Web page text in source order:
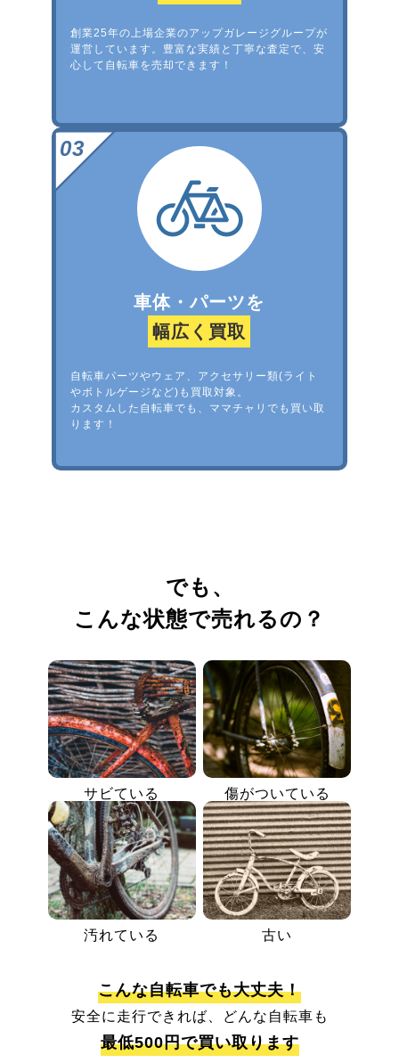
創業25年の上場企業のアップガレージグループが
運営しています。豊富な実績と丁寧な査定で、安
心して自転車を売却できます！
車体・パーツを
幅広く買取
自転車パーツやウェア、アクセサリー類(ライト
やボトルゲージなど)も買取対象。
カスタムした自転車でも、ママチャリでも買い取
ります！
でも、
こんな状態で売れるの？
サビている 傷がついている
汚れている 古い
こんな自転車でも大丈夫！
安全に走行できれば、どんな自転車も
最低500円で買い取ります